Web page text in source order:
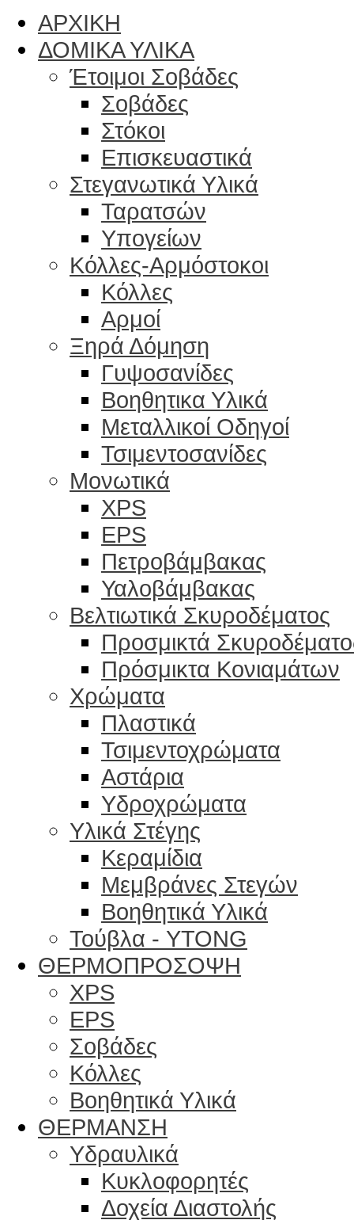
ΑΡΧΙΚΗ
ΔΟΜΙΚΑ ΥΛΙΚΑ
Έτοιμοι Σοβάδες
Σοβάδες
Στόκοι
Επισκευαστικά
Στεγανωτικά Υλικά
Ταρατσών
Υπογείων
Κόλλες-Αρμόστοκοι
Κόλλες
Αρμοί
Ξηρά Δόμηση
Γυψοσανίδες
Βοηθητικα Υλικά
Μεταλλικοί Οδηγοί
Τσιμεντοσανίδες
Μονωτικά
XPS
EPS
Πετροβάμβακας
Υαλοβάμβακας
Βελτιωτικά Σκυροδέματος
Προσμικτά
Πρόσμικτα Κονιαμάτων
Χρώματα
Πλαστικά
Τσιμεντοχρώματα
Αστάρια
Υδροχρώματα
Υλικά Στέγης
Κεραμίδια
Μεμβράνες Στεγών
Βοηθητικά Υλικά
Τούβλα - YTONG
ΘΕΡΜΟΠΡΟΣΟΨΗ
XPS
EPS
Σοβάδες
Κόλλες
Βοηθητικά Υλικά
ΘΕΡΜΑΝΣΗ
Υδραυλικά
Κυκλοφορητές
Δοχεία Διαστολής